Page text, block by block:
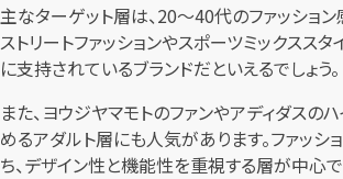
主なターゲット層は、20〜40代のファッショ
ストリートファッションやスポーツミックスス
に支持されているブランドだといえるでしょう。
また、ヨウジヤマモトのファンやアディダスの
めるアダルト層にも人気があります。ファッシ
ち、デザイン性と機能性を重視する層が中心で